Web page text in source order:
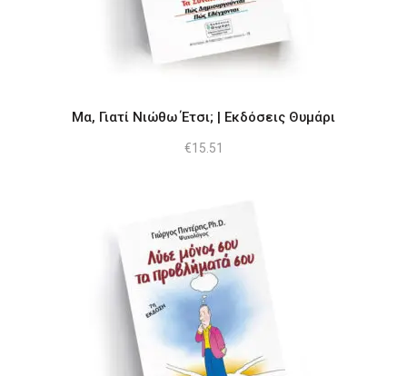
Μα, Γιατί Νιώθω Έτσι; | Εκδόσεις Θυμάρι
€15.51